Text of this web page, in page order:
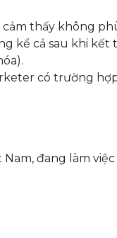
thấy không
kể cả sau khi kết
có trường
đang làm